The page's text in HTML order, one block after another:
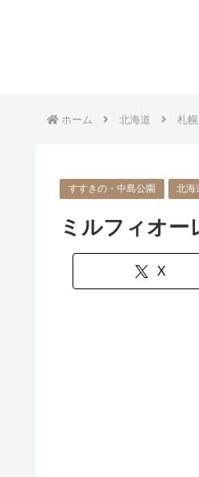
ホーム 北海道 札幌
すすきの・中島公園 北海
ミルフィオー
X